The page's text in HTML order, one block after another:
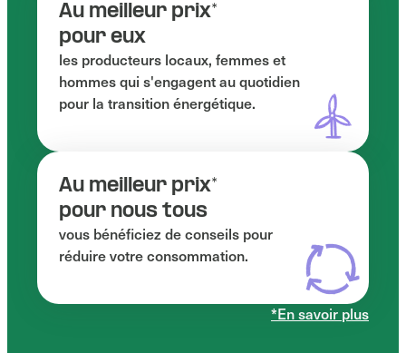
Au meilleur prix*
pour eux
les producteurs locaux, femmes et
hommes qui s'engagent au quotidien
pour la transition énergétique.
Au meilleur prix*
pour nous tous
vous bénéficiez de conseils pour
réduire votre consommation.
*En savoir plus